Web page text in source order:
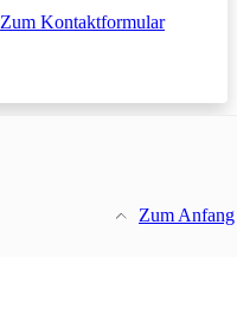
Zum KontaktformularÖffnet in
Zum Anfang